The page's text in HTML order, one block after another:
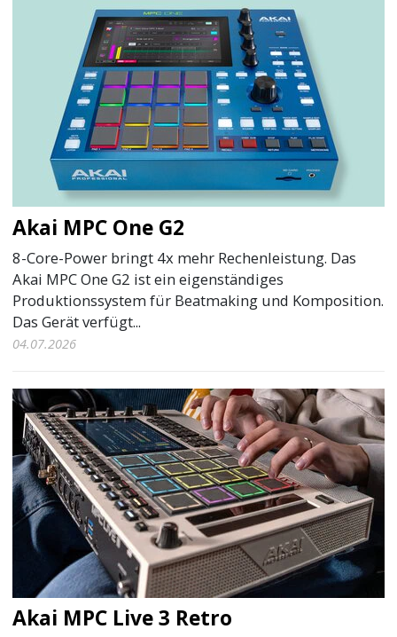
Akai MPC One G2
8-Core-Power bringt 4x mehr Rechenleistung. Das
Akai MPC One G2 ist ein eigenständiges
Produktionssystem für Beatmaking und Komposition.
Das Gerät verfügt...
04.07.2026
Akai MPC Live 3 Retro